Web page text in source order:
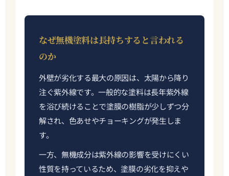
なぜ無機塗料は長持ちすると言われる
のか
外壁が劣化する最大の原因は、太陽から降り
注ぐ紫外線です。一般的な塗料は長年紫外線
を浴び続けることで塗膜の樹脂が少しずつ分
解され、色あせやチョーキングが発生しま
す。
一方、無機成分は紫外線の影響を受けにくい
性質を持っているため、塗膜の劣化を抑えや